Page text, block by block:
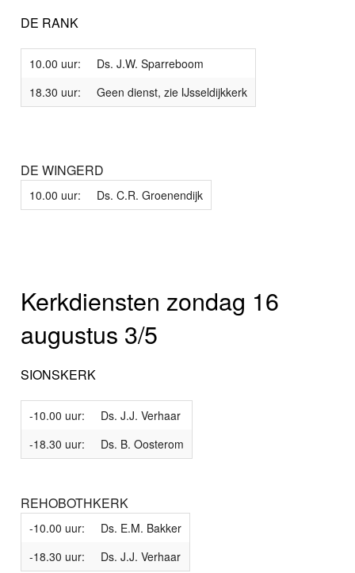
DE RANK
10.00 uur:
Ds. J.W. Sparreboom
18.30 uur:
Geen dienst, zie IJsseldijkkerk
DE WINGERD
10.00 uur: Ds. C.R. Groenendijk
Kerkdiensten zondag 16
augustus 3/5
SIONSKERK
-10.00 uur:
Ds. J.J. Verhaar
-18.30 uur:
Ds. B. Oosterom
REHOBOTHKERK
-10.00 uur:
Ds. E.M. Bakker
-18.30 uur:
Ds. J.J. Verhaar